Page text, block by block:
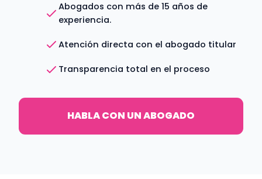
Abogados con más de 15 años de
experiencia.
Atención directa con el abogado titular
Transparencia total en el proceso
HABLA CON UN ABOGADO